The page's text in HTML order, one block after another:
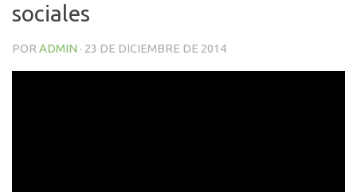
sociales
POR ADMIN · 23 DE DICIEMBRE DE 2014